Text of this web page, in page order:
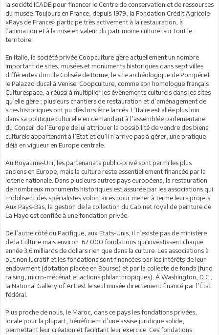
la société ICADE pour financer le Centre de conservation et de ressources
du musée. Toujours en France, depuis 1979, la Fondation Crédit Agricole
«Pays de France» participe très activement à la restauration, à
l’animation et à la mise en valeur du patrimoine culturel sur tout le
territoire.
En Italie, la société privée Coopculture gère actuellement un nombre
important de sites, musées et monuments historiques dans sept villes
différentes dont le Colisée de Rome, le site archéologique de Pompéi et
le Palazzo ducal à Venise. Coopculture, comme son homologue français
Culturespace, a réussi à multiplier les évènements culturels dans les sites
qu’elle gère ; plusieurs chantiers de restauration et d’aménagement de
sites historiques ont pu dès lors être lancés. L’Italie est allée plus loin
dans sa politique culturelle en demandant à l’assemblée parlementaire
du Conseil de l’Europe de lui attribuer la possibilité de vendre des biens
culturels appartenant à l’Etat et qu’il n’arrive pas à gérer, une pratique
déjà en vigueur en Europe centrale.
Au Royaume-Uni, les partenariats public-privé sont parmi les plus
anciens en Europe, mais la culture reste essentiellement financée par la
loterie nationale. Dans plusieurs autres pays européens, la restauration
de nombreux monuments historiques est assurée par les associations qui
mobilisent des spécialistes volontaires pour mener à terme leurs projets.
Aux Pays-Bas, la gestion de la collection du Cabinet royal de peinture de
La Haye est confiée à une fondation privée.
De l’autre côté du Pacifique, aux Etats-Unis, il n’existe pas de ministère
de la Culture mais environ 62 000 fondations qui investissent chaque
année 3,6 milliards de dollars rien que dans la culture. Les associations à
but non lucratif et les fondations sont financées par les intérêts de leur
endowment (dotation placée en Bourse) et par la collecte de fonds (fund
raising, micro-mécénat et actions philanthropiques). À Washington, D.C.,
la National Gallery of Art est le seul musée directement financé par l’État
fédéral.
Plus proche de nous, le Maroc, dans ce pays les fondations privées,
locale pour la plupart, bénéficient d’une assise juridique solide,
permettant leur création et facilitant leur exercice. Ces fondations